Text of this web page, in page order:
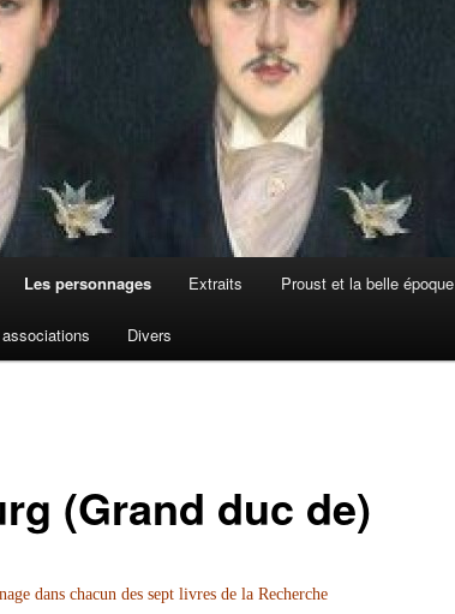
Les personnages Extraits Proust et la belle époque
Divers
(Grand duc de)
dans chacun des sept livres de la Recherche